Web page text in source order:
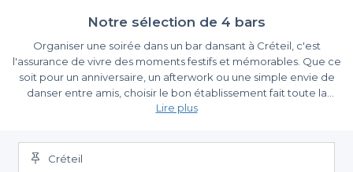
Notre sélection de 4 bars
Organiser une soirée dans un bar dansant à Créteil, c'est
l'assurance de vivre des moments festifs et mémorables. Que ce
soit pour un anniversaire, un afterwork ou une simple envie de
danser entre amis, choisir le bon établissement fait toute la
différence. Grâce à notre sélection de bars dansants, vous
entraînante et d'un service soigné, le tout dans un cadre
Un service de réservation simple et efficace
Nous vous proposons une gamme diversifiée de bars dansants à
Lire plus
Créteil